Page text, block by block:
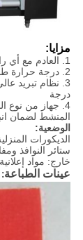
مزايا:
1. العادم مع أي رائحة ، تحتاج بيئة جيدة.
2. درجة حرارة طبيعية للعادم ، لا خطر على الهواء الساخن.
درجة
4. جهاز من نوع
المنشط لضمان
الوضعية:
الديكورات
ستائر النوافذ
خارج: مواد
عينات الطباعة: